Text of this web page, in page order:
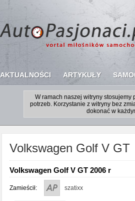
AKTUALNOŚCI ARTYKUŁY
W ramach naszej witryny
potrzeb. Korzystanie z witryny bez
dokonać w
Volkswagen Golf V GT
Volkswagen Golf V GT 2006 r
Zamieścił: szatixx